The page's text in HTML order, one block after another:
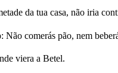
da tua casa, não iria
comerás pão, nem
viera a Betel.